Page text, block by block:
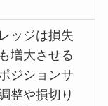
ッジは損失
増大させる
ジションサ
整や損切り